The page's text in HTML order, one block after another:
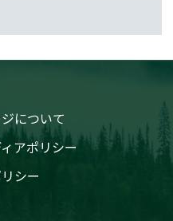
について
アポリシー
シー